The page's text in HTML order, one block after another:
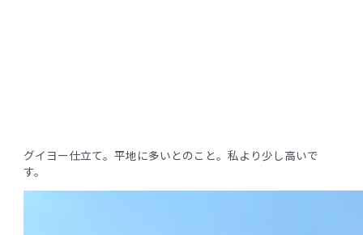
グイヨー仕立て。平地に多いとのこと。私より少し高いで
す。